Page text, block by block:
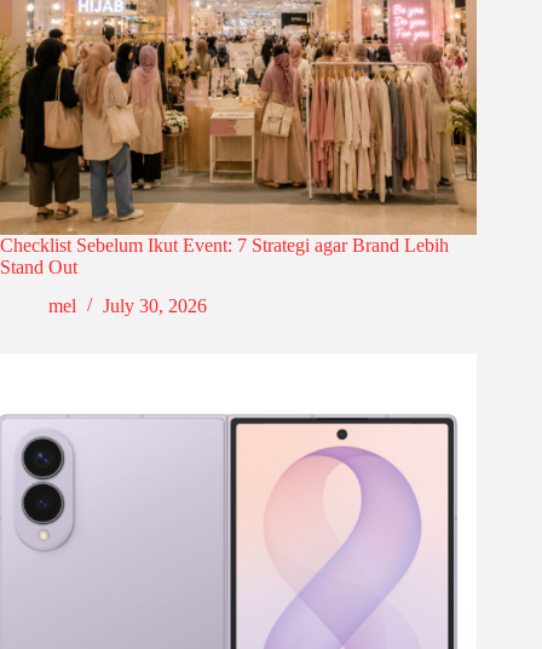
Checklist Sebelum Ikut Event: 7 Strategi agar Brand Lebih
Stand Out
mel
July 30, 2026